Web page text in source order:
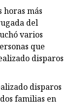
horas más
del
varios
que
disparos
disparos
familias en